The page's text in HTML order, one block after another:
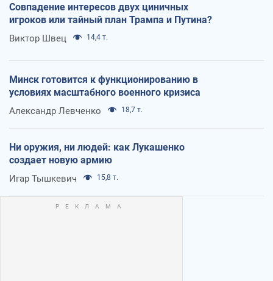
Совпадение интересов двух циничных
игроков или тайный план Трампа и Путина?
Виктор Швец 14,4 т.
Минск готовится к функционированию в
условиях масштабного военного кризиса
Александр Левченко 18,7 т.
Ни оружия, ни людей: как Лукашенко
создает новую армию
Игар Тышкевич 15,8 т.